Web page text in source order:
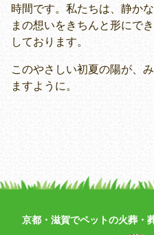
時間です。私たちは、静か
まの想いをきちんと形にで
しております。
このやさしい初夏の陽が、
ますように。
京都・滋賀でペットの火葬・